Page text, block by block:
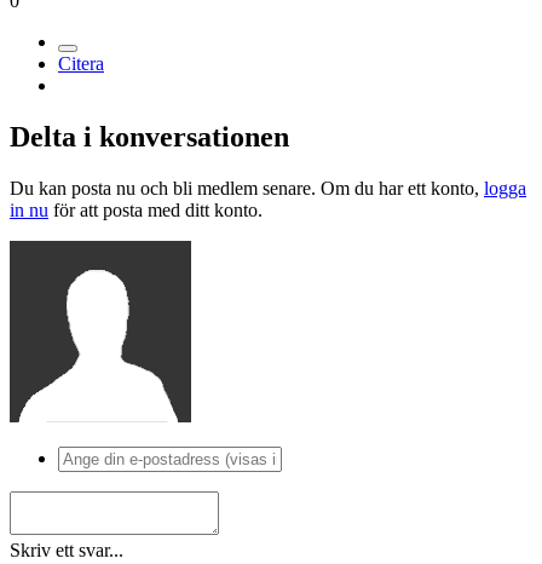
Citera
Delta i konversationen
Du kan posta nu och bli medlem senare. Om du har ett konto, logga
in nu för att posta med ditt konto.
Skriv ett svar...